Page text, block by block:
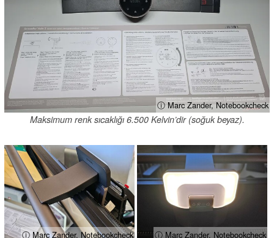
ⓘ Marc Zander, Notebookcheck
Maksimum renk sıcaklığı 6.500 Kelvin’dir (soğuk beyaz).
ⓘ Marc Zander, Notebookcheck ⓘ Marc Zander, Notebookcheck